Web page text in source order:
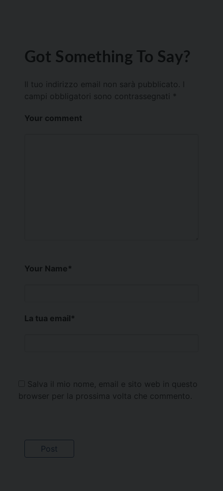
Got Something To Say?
Il tuo indirizzo email non sarà pubblicato.
campi obbligatori sono contrassegnati *
Your comment
Your Name*
La tua email*
Salva il mio nome, email e sito web in questo
browser per la prossima volta che commento.